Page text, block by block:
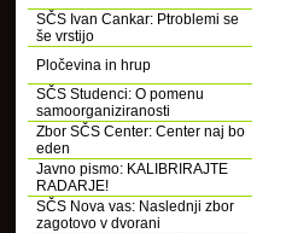
SČS Ivan Cankar: Ptroblemi se
še vrstijo
Pločevina in hrup
SČS Studenci: O pomenu
samoorganiziranosti
Zbor SČS Center: Center naj bo
eden
Javno pismo: KALIBRIRAJTE
RADARJE!
SČS Nova vas: Naslednji zbor
zagotovo v dvorani